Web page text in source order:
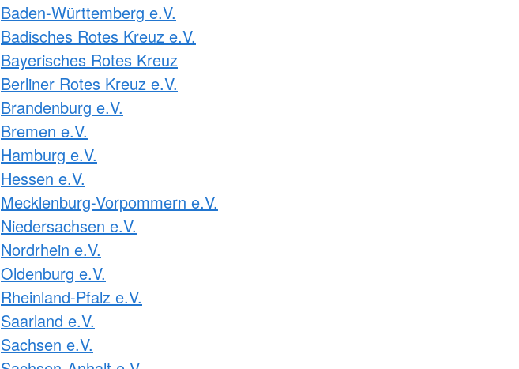
Baden-Württemberg e.V.
Badisches Rotes Kreuz e.V.
Bayerisches Rotes Kreuz
Berliner Rotes Kreuz e.V.
Brandenburg e.V.
Bremen e.V.
Hamburg e.V.
Hessen e.V.
Mecklenburg-Vorpommern e.V.
Niedersachsen e.V.
Nordrhein e.V.
Oldenburg e.V.
Rheinland-Pfalz e.V.
Saarland e.V.
Sachsen e.V.